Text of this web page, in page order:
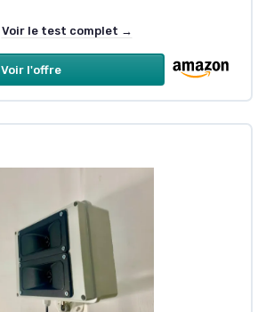
Voir le test complet →
Voir l'offre